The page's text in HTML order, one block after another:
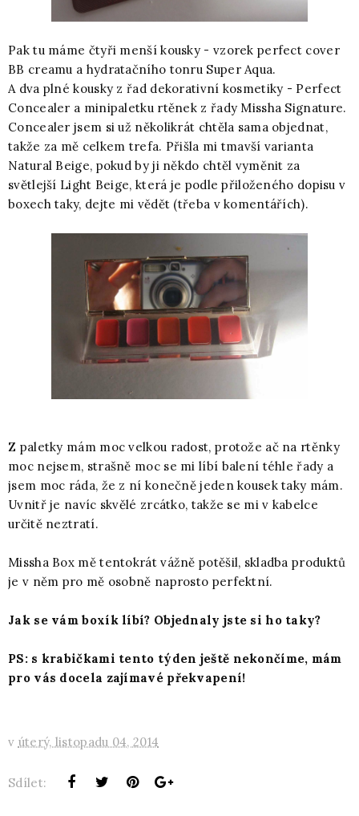
Pak tu máme čtyři menší kousky - vzorek perfect cover
BB creamu a hydratačního tonru Super Aqua.
A dva plné kousky z řad dekorativní kosmetiky - Perfect
Concealer a minipaletku rtěnek z řady Missha Signature.
Concealer jsem si už několikrát chtěla sama objednat,
takže za mě celkem trefa. Přišla mi tmavší varianta
Natural Beige, pokud by ji někdo chtěl vyměnit za
světlejší Light Beige, která je podle přiloženého dopisu v
boxech taky, dejte mi vědět (třeba v komentářích).
Z paletky mám moc velkou radost, protože ač na rtěnky
moc nejsem, strašně moc se mi líbí balení téhle řady a
jsem moc ráda, že z ní konečně jeden kousek taky mám.
Uvnitř je navíc skvělé zrcátko, takže se mi v kabelce
určitě neztratí.
Missha Box mě tentokrát vážně potěšil, skladba produktů
je v něm pro mě osobně naprosto perfektní.
Jak se vám boxík líbí? Objednaly jste si ho taky?
PS: s krabičkami tento týden ještě nekončíme, mám
pro vás docela zajímavé překvapení!
v úterý, listopadu 04, 2014
Sdílet: